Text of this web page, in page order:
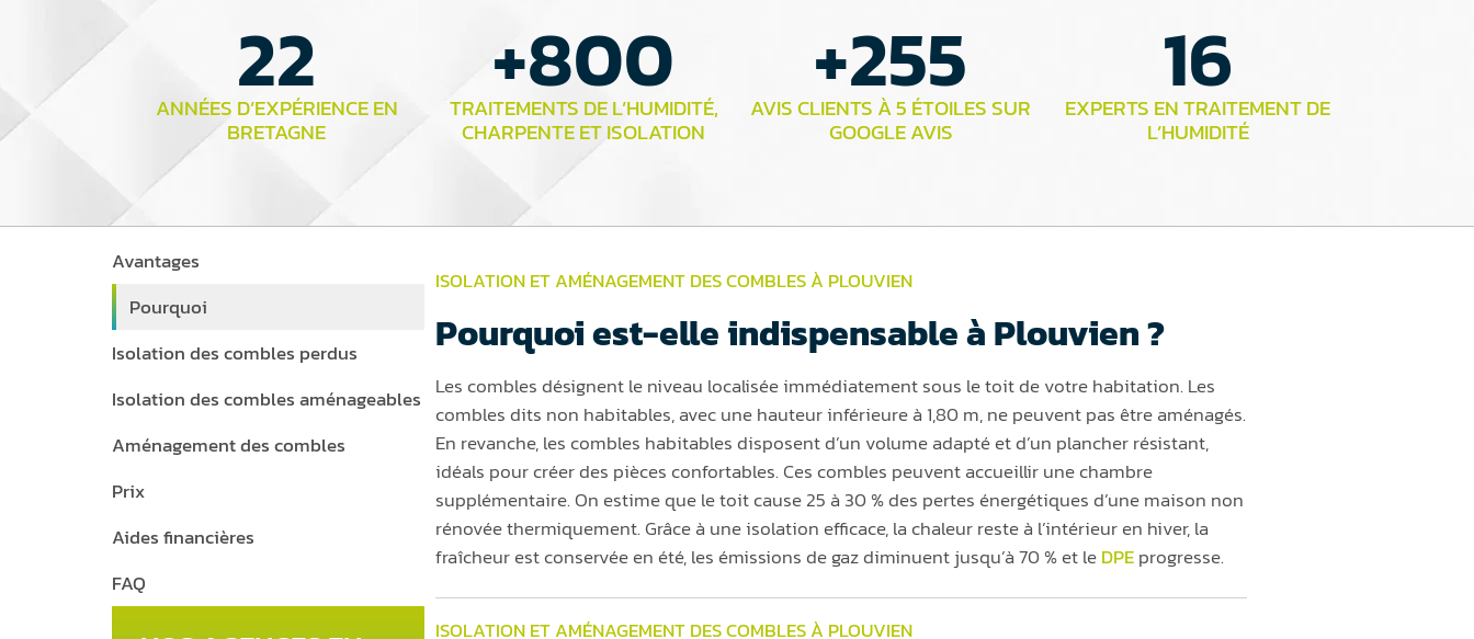
ANNÉES D’EXPÉRIENCE EN
BRETAGNE
22 TRAITEMENTS DE L’HUMIDITÉ,
CHARPENTE ET ISOLATION
+800 AVIS CLIENTS À 5 ÉTOILES SUR
GOOGLE AVIS
+255 EXPERTS EN TRAITEMENT DE
L’HUMIDITÉ
16
Avantages
Pourquoi
Isolation des combles perdus
Isolation des combles aménageables
Aménagement des combles
Prix
Aides financières
FAQ
ISOLATION ETAMÉNAGEMENT DES COMBLESÀ PLOUVIEN
Pourquoi est-elle indispensable à Plouvien ?
Les combles désignent le niveau localisée immédiatement sous le toit de votre habitation. Les
combles dits non habitables, avec une hauteur inférieure à 1,80 m, ne peuvent pas être aménagés.
En revanche, les combles habitables disposent d’un volume adapté et d’un plancher résistant,
idéals pour créer des pièces confortables. Ces combles peuvent accueillir une chambre
supplémentaire. On estime que le toit cause 25 à 30 % des pertes énergétiques d’une maison non
rénovée thermiquement. Grâce à une isolation efficace, la chaleur reste à l’intérieur en hiver, la
fraîcheur est conservée en été, les émissions de gaz diminuent jusqu’à 70 % et leDPEprogresse.
ISOLATION ET AMÉNAGEMENT DES COMBLES À PLOUVIEN